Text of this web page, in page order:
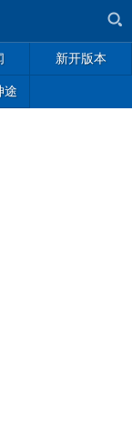
新开版本
途